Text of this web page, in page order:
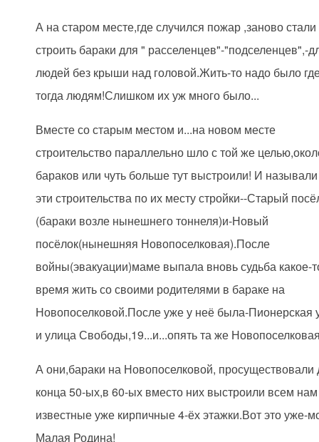
А на старом месте,где случился пожар ,заново стали
строить бараки для " расселенцев"-"подселенцев",-
людей без крыши над головой.Жить-то надо было
тогда людям!Слишком их уж много было...
Вместе со старым местом и...на новом месте
строительство параллельно шло с той же
бараков или чуть больше тут выстроили! И называли
эти строительства по их месту стройки--Старый
(бараки возле нынешнего тоннеля)и-Новый
посёлок(нынешняя Новопоселковая).После
войны(эвакуации)маме выпала вновь судьба какое-
время жить со своими родителями в бараке на
Новопоселковой.После уже у неё была-Пионерская
и улица Свободы,19...и...опять та же
А они,бараки на Новопоселковой, просуществовали
конца 50-ых,в 60-ых вместо них выстроили всем нам
известные уже кирпичные 4-ёх этажки.Вот это уже-
Малая Родина!